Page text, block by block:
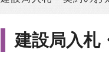
建設局入札